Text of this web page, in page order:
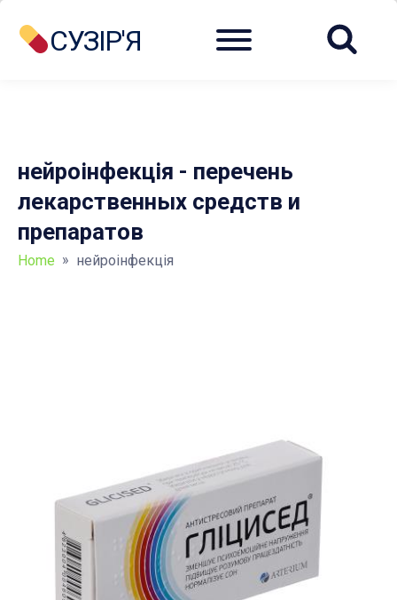
СУЗІР'Я Menu
нейроінфекція - перечень
лекарственных средств и
препаратов
Home » нейроінфекція